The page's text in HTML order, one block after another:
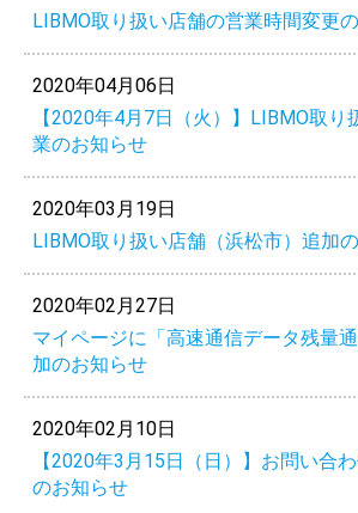
LIBMO取り扱い店舗の営業時間変更
2020年04月06日
【2020年4月7日（火）】LIBMO取り
業のお知らせ
2020年03月19日
LIBMO取り扱い店舗（浜松市）追加
2020年02月27日
マイページに「高速通信データ残量
加のお知らせ
2020年02月10日
【2020年3月15日（日）】お問い合
のお知らせ